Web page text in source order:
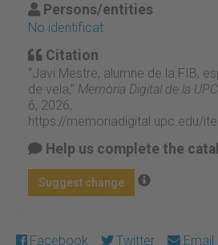
Persons/entities
No identificat
Citation
“Javi Mestre, alumne de la FIB,
de vela,” Memòria Digital de la UPC
6, 2026,
https://memoriadigital.upc.edu/
Help us complete the
Suggest change
Facebook Twitter Email